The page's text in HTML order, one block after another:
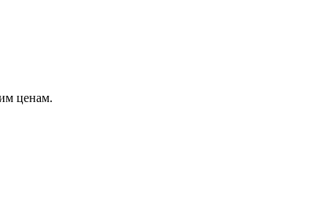
ценам.